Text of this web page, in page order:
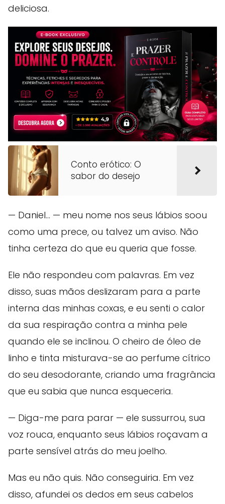
deliciosa.
Conto erótico: O
sabor do desejo
— Daniel... — meu nome nos seus lábios soou
como uma prece, ou talvez um aviso. Não
tinha certeza do que eu queria que fosse.
Ele não respondeu com palavras. Em vez
disso, suas mãos deslizaram para a parte
interna das minhas coxas, e eu senti o calor
da sua respiração contra a minha pele
quando ele se inclinou. O cheiro de óleo de
linho e tinta misturava-se ao perfume cítrico
do seu desodorante, criando uma fragrância
que eu sabia que nunca esqueceria.
— Diga-me para parar — ele sussurrou, sua
voz rouca, enquanto seus lábios roçavam a
parte sensível atrás do meu joelho.
Mas eu não quis. Não conseguiria. Em vez
disso, afundei os dedos em seus cabelos